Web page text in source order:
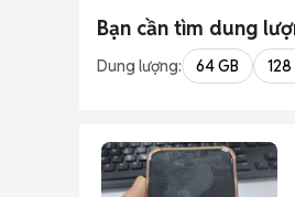
Bạn cần tìm dung
Dung lượng: 64 GB 128